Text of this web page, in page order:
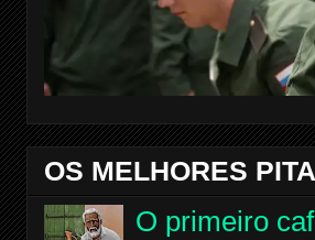
OS MELHORES
O primeiro